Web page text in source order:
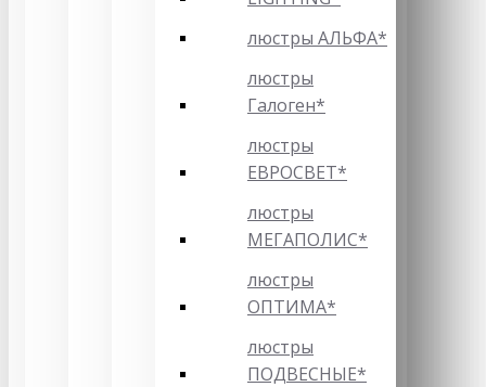
люстры АЛЬФА*
люстры
Галоген*
люстры
ЕВРОСВЕТ*
люстры
МЕГАПОЛИС*
люстры
ОПТИМА*
люстры
ПОДВЕСНЫЕ*